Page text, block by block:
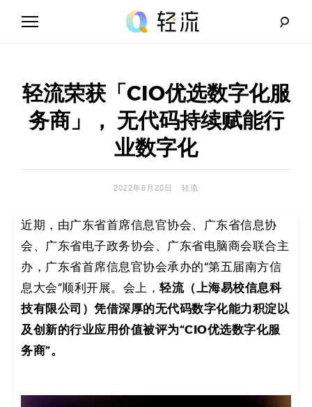
流
_
I
代
码
解
决
案
轻流荣获「CIO优选数字化服
务商」， 无代码持续赋能行
业数字化
2022年6月20日 轻流
近期，由广东省首席信息官协会、广东省信息协
会、广东省电子政务协会、广东省电脑商会联合主
办，广东省首席信息官协会承办的“第五届南方信
息大会”顺利开展。会上， 轻流（上海易校信息科
技有限公司）凭借深厚的无代码数字化能力积淀以
及创新的行业应用价值被评为“CIO优选数字化服
务商”。